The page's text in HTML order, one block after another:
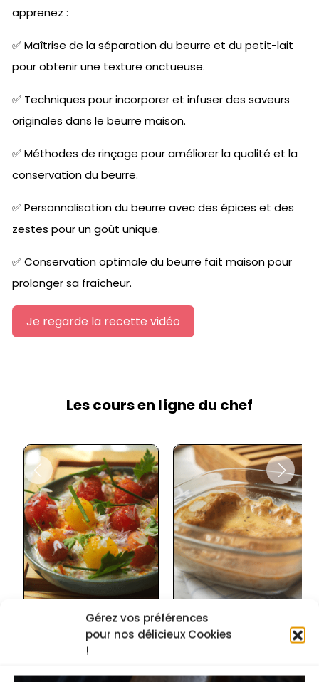
Gérez vos préférences
pour nos délicieux Cookies
!
apprenez :
✅ Maîtrise de la séparation du beurre et du petit-lait
pour obtenir une texture onctueuse.
✅ Techniques pour incorporer et infuser des saveurs
originales dans le beurre maison.
✅ Méthodes de rinçage pour améliorer la qualité et la
conservation du beurre.
✅ Personnalisation du beurre avec des épices et des
zestes pour un goût unique.
✅ Conservation optimale du beurre fait maison pour
prolonger sa fraîcheur.
Je regarde la recette vidéo
Les cours en ligne du chef
Crème de brebis et
salade de tomates
cerises
Teurgoule, riz au lait